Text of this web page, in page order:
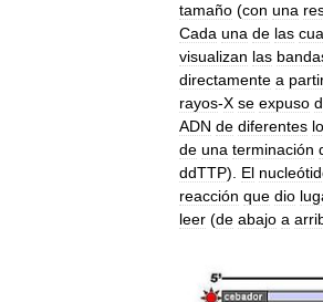
tamaño (con una
Cada una de las
visualizan las
directamente a
rayos-X se expuso
ADN de diferentes
de una terminación
ddTTP). El
reacción que dio
leer (de abajo a